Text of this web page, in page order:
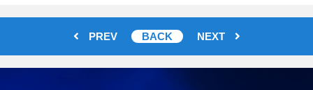
PREV BACK NEXT